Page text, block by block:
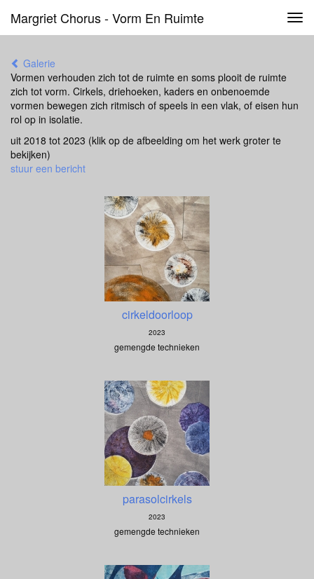
Margriet Chorus - Vorm En Ruimte
Galerie
Vormen verhouden zich tot de ruimte en soms plooit de ruimte
zich tot vorm. Cirkels, driehoeken, kaders en onbenoemde
vormen bewegen zich ritmisch of speels in een vlak, of eisen hun
rol op in isolatie.
uit 2018 tot 2023 (klik op de afbeelding om het werk groter te
bekijken)
stuur een bericht
cirkeldoorloop
2023
gemengde technieken
parasolcirkels
2023
gemengde technieken